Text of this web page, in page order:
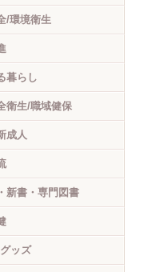
/環境衛生
暮らし
衛生/職域健保
成人
新書・専門図書
ッズ